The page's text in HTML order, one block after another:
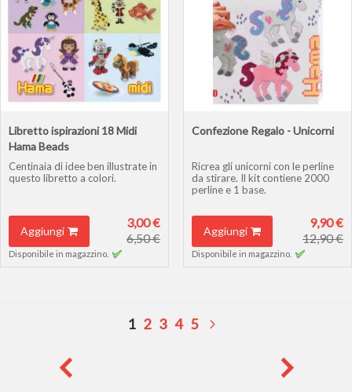
Libretto ispirazioni 18 Midi
Hama Beads
Centinaia di idee ben illustrate in
questo libretto a colori.
Aggiungi
3,00 €
6,50 €
Disponibile in magazzino.
Confezione Regalo - Unicorni
Ricrea gli unicorni con le perline
da stirare. Il kit contiene 2000
perline e 1 base.
Aggiungi
9,90 €
12,90 €
Disponibile in magazzino.
Pagina
Attualmente stai leggendo la pagina
1 Pagina
2 Pagina
3 Pagina
4 Pagina
5